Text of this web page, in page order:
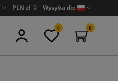
PLN zł 🔒 Wysyłka do:
0 0